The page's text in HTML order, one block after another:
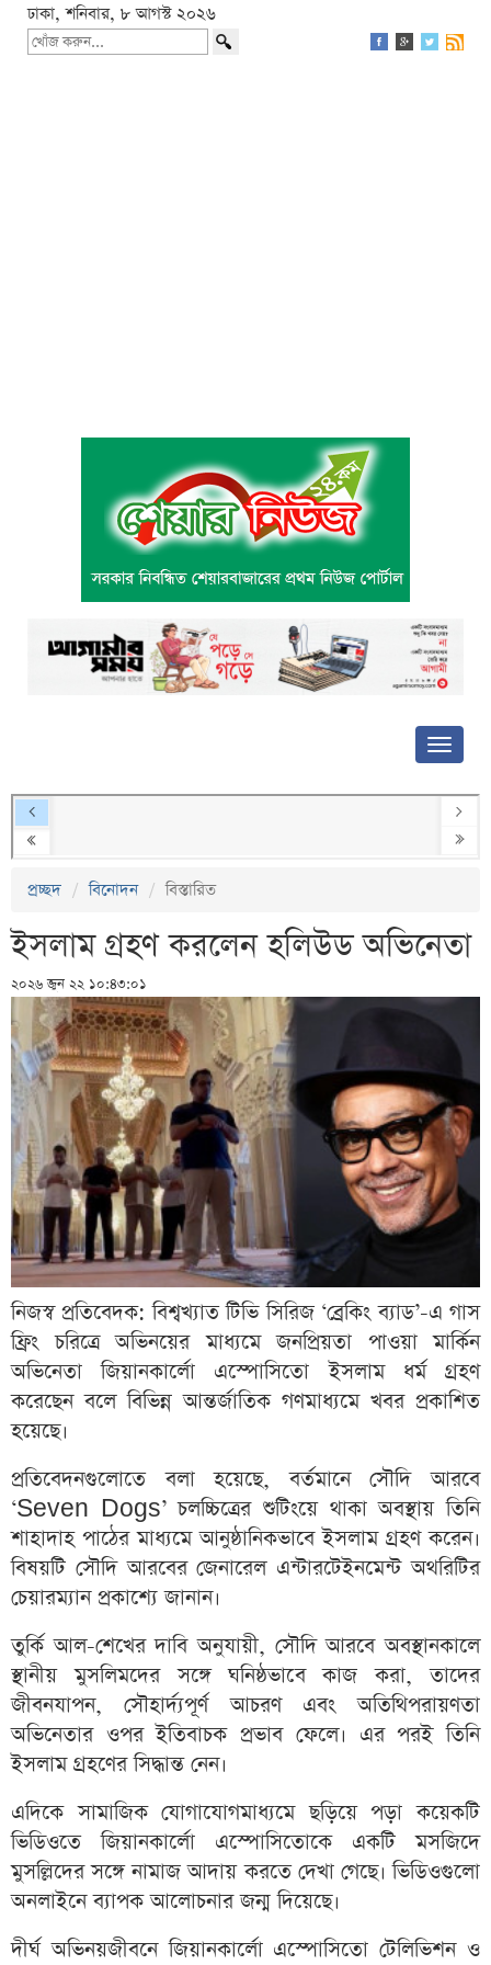
ঢাকা, শনিবার, ৮ আগস্ট ২০২৬
প্রচ্ছদ বিনোদন বিস্তারিত
ইসলাম গ্রহণ করলেন হলিউড অভিনেতা
২০২৬ জুন ২২ ১০:৪৩:০১
নিজস্ব প্রতিবেদক: বিশ্বখ্যাত টিভি সিরিজ ‘ব্রেকিং ব্যাড’-এ গাস
ফ্রিং চরিত্রে অভিনয়ের মাধ্যমে জনপ্রিয়তা পাওয়া মার্কিন
অভিনেতা জিয়ানকার্লো এস্পোসিতো ইসলাম ধর্ম গ্রহণ
করেছেন বলে বিভিন্ন আন্তর্জাতিক গণমাধ্যমে খবর প্রকাশিত
হয়েছে।
প্রতিবেদনগুলোতে বলা হয়েছে, বর্তমানে সৌদি আরবে
‘Seven Dogs’ চলচ্চিত্রের শুটিংয়ে থাকা অবস্থায় তিনি
শাহাদাহ পাঠের মাধ্যমে আনুষ্ঠানিকভাবে ইসলাম গ্রহণ করেন।
বিষয়টি সৌদি আরবের জেনারেল এন্টারটেইনমেন্ট অথরিটির
চেয়ারম্যান প্রকাশ্যে জানান।
তুর্কি আল-শেখের দাবি অনুযায়ী, সৌদি আরবে অবস্থানকালে
স্থানীয় মুসলিমদের সঙ্গে ঘনিষ্ঠভাবে কাজ করা, তাদের
জীবনযাপন, সৌহার্দ্যপূর্ণ আচরণ এবং অতিথিপরায়ণতা
অভিনেতার ওপর ইতিবাচক প্রভাব ফেলে। এর পরই তিনি
ইসলাম গ্রহণের সিদ্ধান্ত নেন।
এদিকে সামাজিক যোগাযোগমাধ্যমে ছড়িয়ে পড়া কয়েকটি
ভিডিওতে জিয়ানকার্লো এস্পোসিতোকে একটি মসজিদে
মুসল্লিদের সঙ্গে নামাজ আদায় করতে দেখা গেছে। ভিডিওগুলো
অনলাইনে ব্যাপক আলোচনার জন্ম দিয়েছে।
দীর্ঘ অভিনয়জীবনে জিয়ানকার্লো এস্পোসিতো টেলিভিশন ও